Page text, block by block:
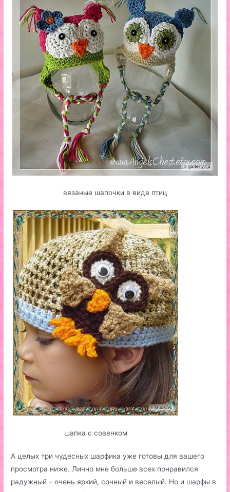
вязаные шапочки в виде птиц
шапка с совенком
А целых три чудесных шарфика уже готовы для вашего
просмотра ниже. Лично мне больше всех понравился
радужный – очень яркий, сочный и веселый. Но и шарфы в